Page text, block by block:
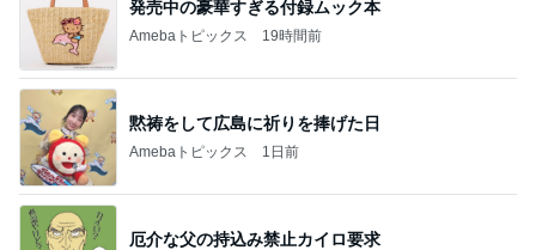
発売中の豪華すぎる付録ムック本
Amebaトピックス 19時間前
黙祷をして広島に祈りを捧げた日
Amebaトピックス 1日前
厄介な父の持込み禁止カイロ要求